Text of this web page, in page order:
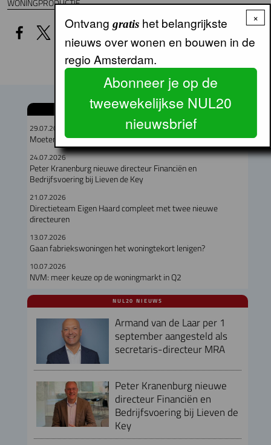
GERELATEERDE ARTIKELEN
29.07.2026
Moeten hooggelegen en laaggelegen corporaties fuseren?
24.07.2026
Peter Kranenburg nieuwe directeur Financiën en
Bedrijfsvoering bij Lieven de Key
21.07.2026
Directieteam Eigen Haard compleet met twee nieuwe
directeuren
13.07.2026
Gaan fabriekswoningen het woningtekort lenigen?
10.07.2026
NVM: meer keuze op de woningmarkt in Q2
NUL20 NIEUWS
Armand van de Laar per 1
september aangesteld als
secretaris-directeur MRA
Peter Kranenburg nieuwe
directeur Financiën en
Bedrijfsvoering bij Lieven de
Key
×
Ontvang gratishet belangrijkste
nieuws over wonen en bouwen in de
regio Amsterdam.
Abonneer je op de
tweewekelijkse NUL20
nieuwsbrief